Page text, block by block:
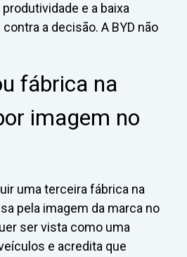
e a baixa
a decisão. A BYD não
fábrica na
imagem no
uma terceira fábrica na
pela imagem da marca no
ser vista como uma
e acredita que